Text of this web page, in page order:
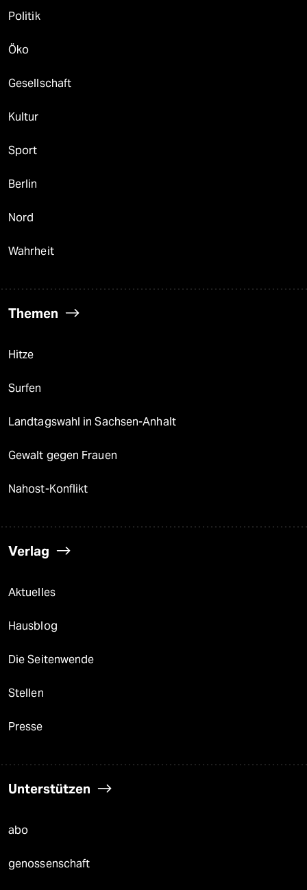
Politik
Öko
Gesellschaft
Kultur
Sport
Berlin
Nord
Wahrheit
Themen
Hitze
Surfen
Landtagswahl in Sachsen-Anhalt
Gewalt gegen Frauen
Nahost-Konflikt
Verlag
Aktuelles
Hausblog
Die Seitenwende
Stellen
Presse
Unterstützen
abo
genossenschaft